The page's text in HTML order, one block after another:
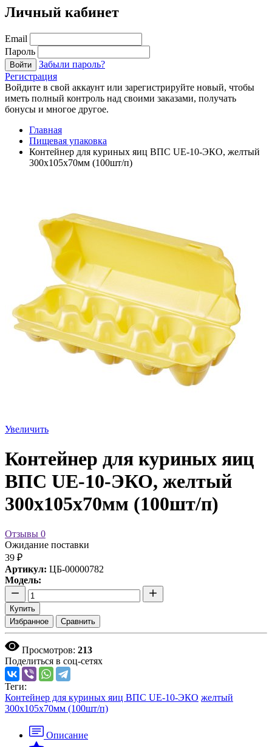
Личный кабинет
Email
Пароль
Войти
Забыли пароль?
Регистрация
Войдите в свой аккаунт или зарегистрируйте новый, чтобы
иметь полный контроль над своими заказами, получать
бонусы и многое другое.
Главная
Пищевая упаковка
Контейнер для куриных яиц ВПС UE-10-ЭКО, желтый
300х105х70мм (100шт/п)
Увеличить
Контейнер для куриных яиц
ВПС UE-10-ЭКО, желтый
300х105х70мм (100шт/п)
Отзывы 0
Ожидание поставки
39 ₽
Артикул: ЦБ-00000782
Модель:
Купить
Избранное
Сравнить
Просмотров: 213
Поделиться в соц-сетях
Теги:
Контейнер для куриных яиц ВПС UE-10-ЭКО желтый
300х105х70мм (100шт/п)
Описание